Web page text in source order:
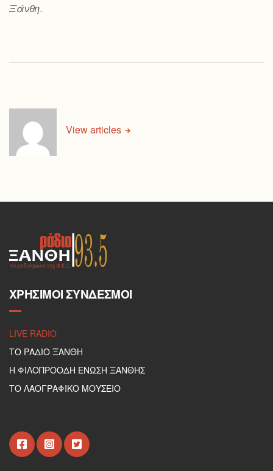
Ξάνθη.
View articles
ΧΡΉΣΙΜΟΙ ΣΎΝΔΕΣΜΟΙ
LIVE RADIO
ΤΟ ΡΑΔΙΟ ΞΑΝΘΗ
Η ΦΙΛΟΠΡΟΟΔΗ ΕΝΩΣΗ ΞΑΝΘΗΣ
ΤΟ ΛΑΟΓΡΑΦΙΚΟ ΜΟΥΣΕΙΟ